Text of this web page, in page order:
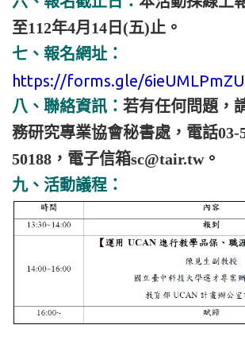
至112年4月14日(五)止。
七、報名網址：
https://forms.gle/
八、聯絡資訊： 若有任何問題，
務研究專業協會秘書處，電話03-
50188，電子信箱sc@tair.tw。
九、活動議程：